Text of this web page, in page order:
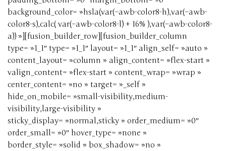
background_color= »hsla(var(–awb-color8-h),var(–awb-
color8-s),calc( var(–awb-color8-l) + 16% ),var(–awb-color8-
a)) »][fusion_builder_row][fusion_builder_column
type= »1_1″ type= »1_1″ layout= »1_1″ align_self= »auto »
content_layout= »column » align_content= »flex-start »
valign_content= »flex-start » content_wrap= »wrap »
center_content= »no » target= »_self »
hide_on_mobile= »small-visibility,medium-
visibility,large-visibility »
sticky_display= »normal,sticky » order_medium= »0″
order_small= »0″ hover_type= »none »
border_style= »solid » box_shadow= »no »